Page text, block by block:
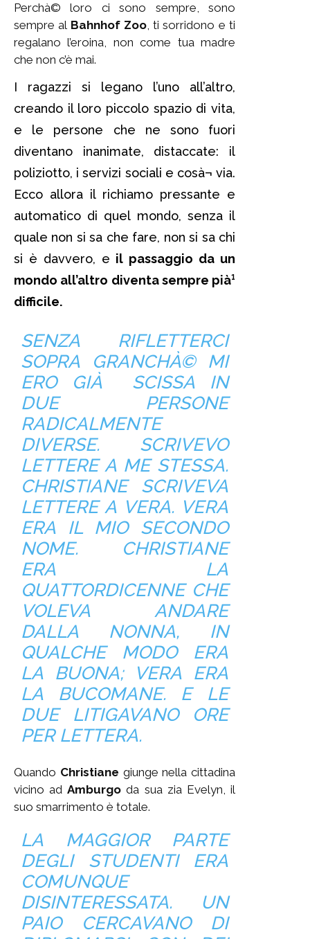
Perchà© loro ci sono sempre, sono
sempre al Bahnhof Zoo, ti sorridono e ti
regalano l’eroina, non come tua madre
che non c’è mai.
I ragazzi si legano l’uno all’altro,
creando il loro piccolo spazio di vita,
e le persone che ne sono fuori
diventano inanimate, distaccate: il
poliziotto, i servizi sociali e cosà¬ via.
Ecco allora il richiamo pressante e
automatico di quel mondo, senza il
quale non si sa che fare, non si sa chi
si è davvero, e il passaggio da un
mondo all’altro diventa sempre pià¹
difficile.
SENZA RIFLETTERCI
SOPRA GRANCHÀ© MI
ERO GIÀ SCISSA IN
DUE PERSONE
RADICALMENTE
DIVERSE. SCRIVEVO
LETTERE A ME STESSA.
CHRISTIANE SCRIVEVA
LETTERE A VERA. VERA
ERA IL MIO SECONDO
NOME. CHRISTIANE
ERA LA
QUATTORDICENNE CHE
VOLEVA ANDARE
DALLA NONNA, IN
QUALCHE MODO ERA
LA BUONA; VERA ERA
LA BUCOMANE. E LE
DUE LITIGAVANO ORE
PER LETTERA.
Quando Christiane giunge nella cittadina
vicino adAmburgo da sua zia Evelyn, il
suo smarrimento è totale.
LA MAGGIOR PARTE
DEGLI STUDENTI ERA
COMUNQUE
DISINTERESSATA. UN
PAIO CERCAVANO DI